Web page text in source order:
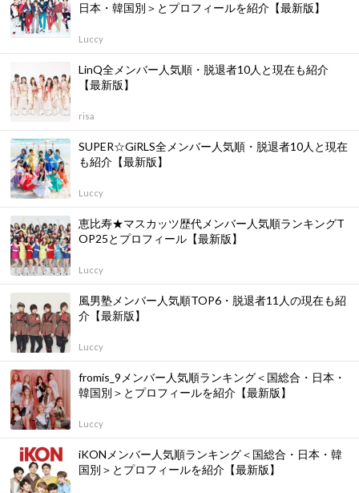
日本・韓国別＞とプロフィールを紹介【最新版】
Luccy
LinQ全メンバー人気順・脱退者10人と現在も紹介
【最新版】
risa
SUPER☆GiRLS全メンバー人気順・脱退者10人と現在
も紹介【最新版】
Luccy
恵比寿★マスカッツ歴代メンバー人気順ランキングT
OP25とプロフィール【最新版】
Luccy
風男塾メンバー人気順TOP6・脱退者11人の現在も紹
介【最新版】
Luccy
fromis_9メンバー人気順ランキング＜国総合・日本・
韓国別＞とプロフィールを紹介【最新版】
Luccy
iKONメンバー人気順ランキング＜国総合・日本・韓
国別＞とプロフィールを紹介【最新版】